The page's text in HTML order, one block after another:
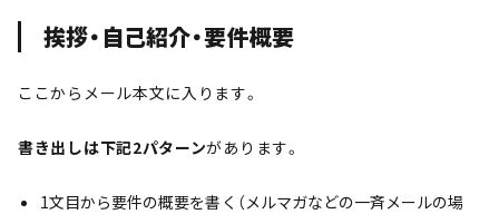
挨拶・自己紹介・要件概要
ここからメール本文に入ります。
書き出しは下記2パターンがあります。
1文目から要件の概要を書く（メルマガなどの一斉メールの場